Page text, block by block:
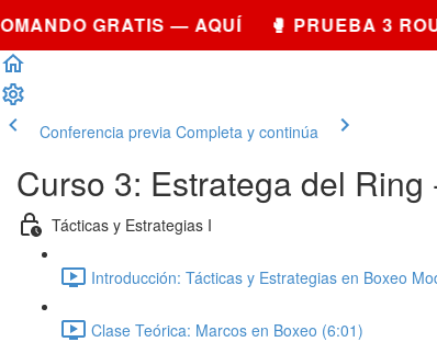
GRATIS — AQUÍ 🥊 PRUEBA 3
Conferencia previa Completa y continúa
Curso 3: Estratega del
Tácticas y Estrategias I
Introducción: Tácticas y Estrategias en Boxeo
Clase Teórica: Marcos en Boxeo (6:01)